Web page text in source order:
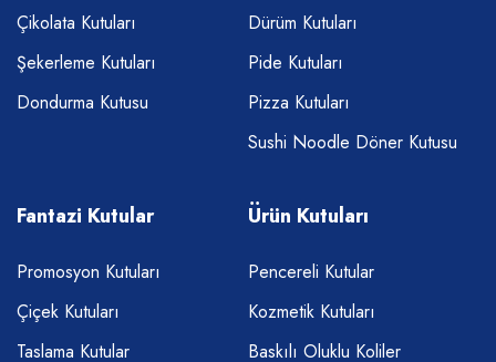
Çikolata Kutuları
Şekerleme Kutuları
Dondurma Kutusu
Dürüm Kutuları
Pide Kutuları
Pizza Kutuları
Sushi Noodle Döner Kutusu
Fantazi Kutular
Promosyon Kutuları
Çiçek Kutuları
Taslama Kutular
Ürün Kutuları
Pencereli Kutular
Kozmetik Kutuları
Baskılı Oluklu Koliler